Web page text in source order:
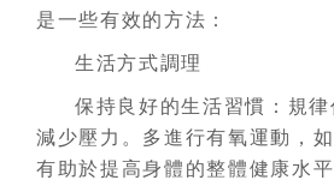
是一些有效的方法：
生活方式調理
保持良好的生活習慣：規律
減少壓力。多進行有氧運動，
有助於提高身體的整體健康水平